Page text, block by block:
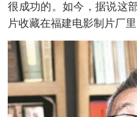
很成功的。如今，据说这
片收藏在福建电影制片厂里